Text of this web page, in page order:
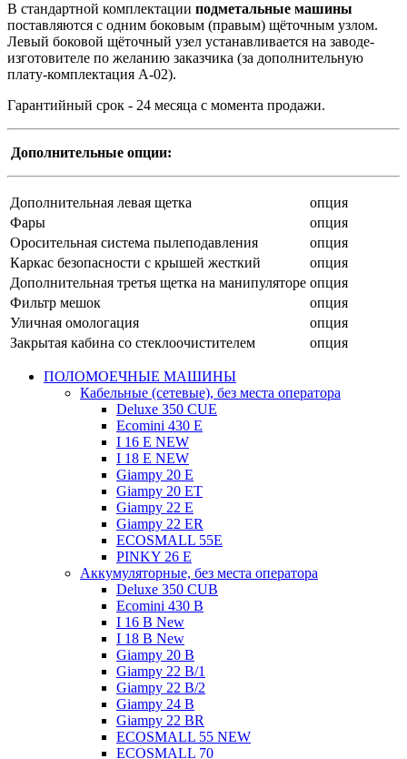
В стандартной комплектации подметальные машины
поставляются с одним боковым (правым) щёточным узлом.
Левый боковой щёточный узел устанавливается на заводе-
изготовителе по желанию заказчика (за дополнительную
плату-комплектация А-02).
Гарантийный срок - 24 месяца с момента продажи.
Дополнительные опции:
Дополнительная левая щетка
опция
Фары
опция
Оросительная система пылеподавления
опция
Каркас безопасности с крышей жесткий
опция
Дополнительная третья щетка на манипуляторе опция
Фильтр мешок
опция
Уличная омологация
опция
Закрытая кабина со стеклоочистителем
опция
ПОЛОМОЕЧНЫЕ МАШИНЫ
Кабельные (сетевые), без места оператора
Deluxe 350 CUE
Ecomini 430 Е
I 16 E NEW
I 18 E NEW
Giampy 20 E
Giampy 20 EТ
Giampy 22 E
Giampy 22 ER
ECOSMALL 55E
PINKY 26 E
Аккумуляторные, без места оператора
Deluxe 350 CUB
Ecomini 430 B
I 16 B New
I 18 B New
Giampy 20 B
Giampy 22 B/1
Giampy 22 В/2
Giampy 24 B
Giampy 22 BR
ECOSMALL 55 NEW
ECOSMALL 70